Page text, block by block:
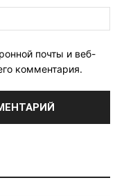
почты и веб-
комментария.